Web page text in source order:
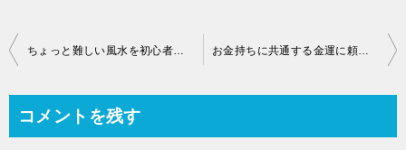
ちょっと難しい風水を初心者にも分かりやすく動画で解説します お金持ちに共通する金運に頼らずにお金が貯まる体質になる条件
コメントを残す